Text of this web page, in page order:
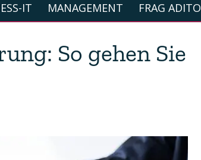
IT MANAGEMENT FRAG ADITO
So gehen Sie